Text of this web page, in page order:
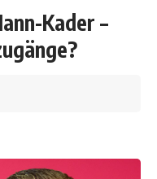
Kader –